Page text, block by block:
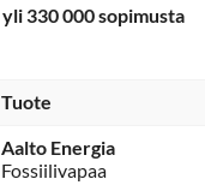
yli 330 000 sopimusta
Tuote
Aalto Energia
Fossiilivapaa